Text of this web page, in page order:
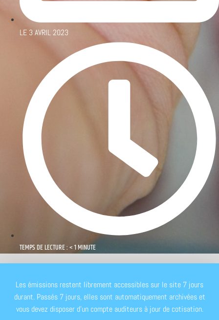
LE 3 AVRIL 2023
TEMPS DE LECTURE : < 1 MINUTE
Les émissions restent librement accessibles sur le site 7 jours
durant. Passés 7 jours, elles sont automatiquement archivées et
vous devez disposer d'un compte auditeurs à jour de cotisation.